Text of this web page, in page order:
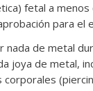
fetal a
para el
nada de metal
joya de metal,
corporales